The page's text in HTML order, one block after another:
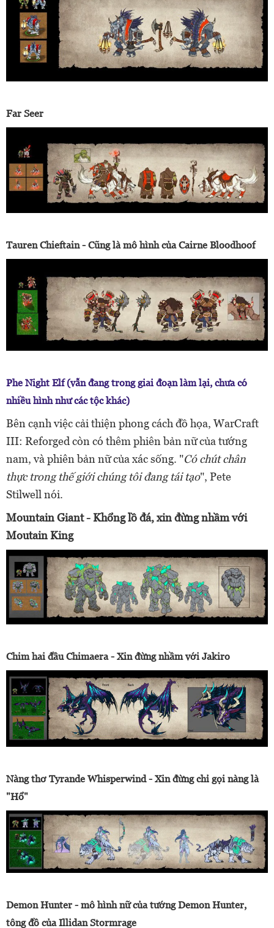
Far Seer
Tauren Chieftain - Cũng là mô hình của Cairne Bloodhoof
Phe Night Elf(vẫn đang trong giai đoạn làm lại, chưa có
nhiều hình như các tộc khác)
Bên cạnh việc cải thiện phong cách đồ họa, WarCraft
III: Reforged còn có thêm phiên bản nữ của tướng
nam, và phiên bản nữ của xác sống. "Có chút chân
thực trong thế giới chúng tôi đang tái tạo", Pete
Stilwell nói.
Mountain Giant - Khổng lồ đá, xin đừng nhầm với
Moutain King
Chim hai đầu Chimaera - Xin đừng nhầm với Jakiro
Nàng thơ Tyrande Whisperwind - Xin đừng chỉ gọi nàng là
"Hổ"
Demon Hunter - mô hình nữ của tướng Demon Hunter,
tông đồ của Illidan Stormrage